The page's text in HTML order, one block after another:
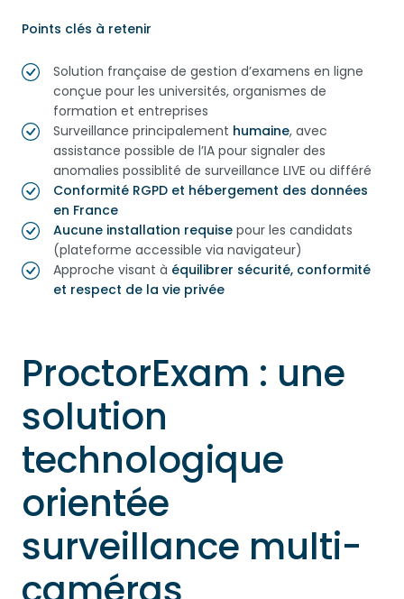
Points clés à retenir
Solution française de gestion d’examens en ligne
conçue pour les universités, organismes de
formation et entreprises
Surveillance principalement humaine, avec
assistance possible de l’IA pour signaler des
anomalies possiblité de surveillance LIVE ou différé
Conformité RGPD et hébergement des données
en France
Aucune installation requise pour les candidats
(plateforme accessible via navigateur)
Approche visant à équilibrer sécurité, conformité
et respect de la vie privée
ProctorExam : une
solution
technologique
orientée
surveillance multi-